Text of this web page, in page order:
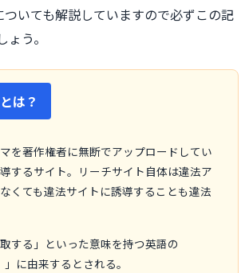
いても解説していますので必ずこの記
う。
は？
を著作権者に無断でアップロードしてい
するサイト。リーチサイト自体は違法ア
くても違法サイトに誘導することも違法
する」といった意味を持つ英語の
」に由来するとされる。